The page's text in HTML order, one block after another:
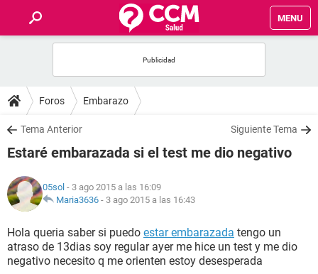
MENU
FOROS
SALUD
NUTRICIÓN
BIENESTAR
Foros Embarazo
Tema Anterior Siguiente Tema
Estaré embarazada si el test me dio negativo
05sol - 3 ago 2015 a las 16:09
Maria3636 - 3 ago 2015 a las 16:43
Hola queria saber si puedo estar embarazada tengo un
atraso de 13dias soy regular ayer me hice un test y me dio
negativo necesito q me orienten estoy desesperada